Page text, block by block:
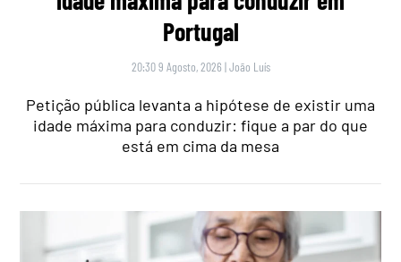
Portugal
20:30 9 Agosto, 2026 |João Luís
Petição pública levanta a hipótese de existir uma
idade máxima para conduzir: fique a par do que
está em cima da mesa